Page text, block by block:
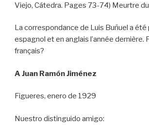
Viejo, Cátedra. Pages 73-74) Meurtre
La correspondance de Luis Buñuel a été
espagnol et en anglais l’année dernière.
français?
A Juan Ramón Jiménez
Figueres, enero de 1929
Nuestro distinguido amigo: